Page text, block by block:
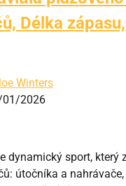
Délka
Winters
2026
dynamický sport, který
útočníka a